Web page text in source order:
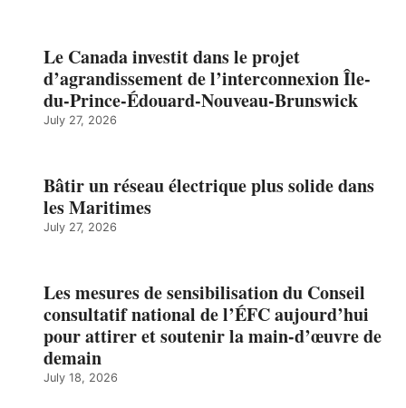
Le Canada investit dans le projet
d’agrandissement de l’interconnexion Île-
du-Prince-Édouard-Nouveau-Brunswick
July 27, 2026
Bâtir un réseau électrique plus solide dans
les Maritimes
July 27, 2026
Les mesures de sensibilisation du Conseil
consultatif national de l’ÉFC aujourd’hui
pour attirer et soutenir la main-d’œuvre de
demain
July 18, 2026